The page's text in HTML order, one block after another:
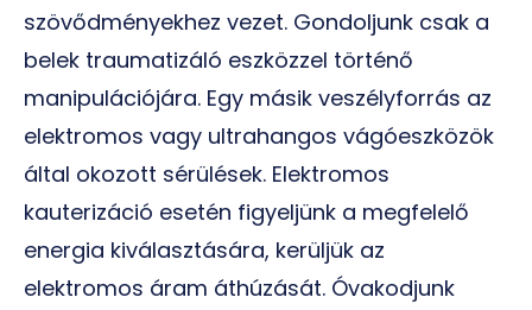
szövődményekhez vezet. Gondoljunk csak a
belek traumatizáló eszközzel történő
manipulációjára. Egy másik veszélyforrás az
elektromos vagy ultrahangos vágóeszközök
által okozott sérülések. Elektromos
kauterizáció esetén figyeljünk a megfelelő
energia kiválasztására, kerüljük az
elektromos áram áthúzását. Óvakodjunk